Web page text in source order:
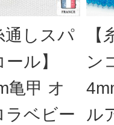
通しスパ
ル】
亀甲 オ
ラベビー
ン
ル